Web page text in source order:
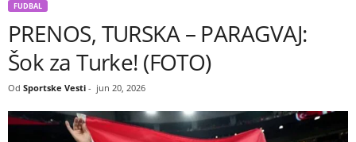
FUDBAL
PRENOS, TURSKA – PARAGVAJ:
Šok za Turke! (FOTO)
Od Sportske Vesti - jun 20, 2026